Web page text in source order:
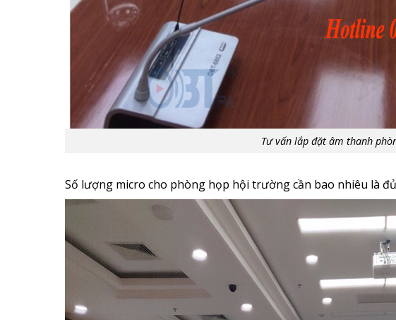
Tư vấn lắp đặt âm thanh
Số lượng micro cho phòng họp hội trường cần bao nhiêu là